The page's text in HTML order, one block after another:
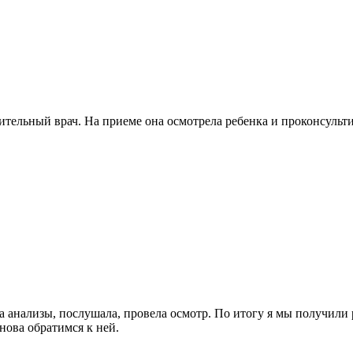
врач. На приеме она осмотрела ребенка и
послушала, провела осмотр. По итогу я мы получили
обратимся к ней.